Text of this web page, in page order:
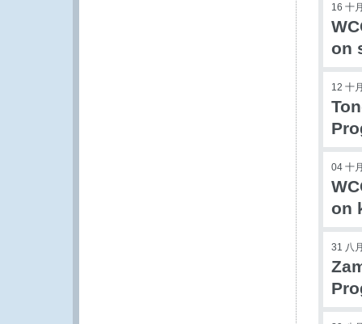
16 十
on
12 十
04 十
on
31 八